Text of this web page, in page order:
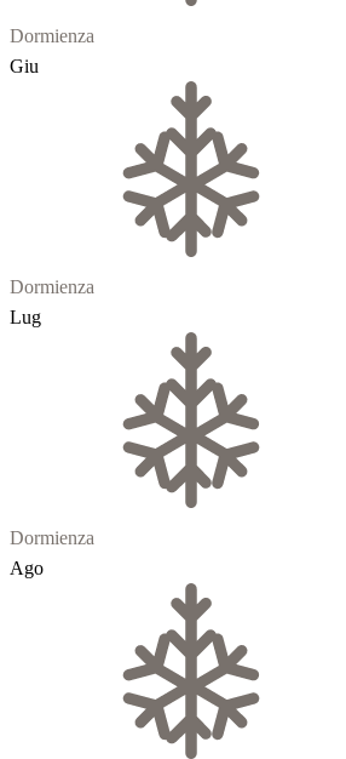
Dormienza
Giu
Dormienza
Lug
Dormienza
Ago